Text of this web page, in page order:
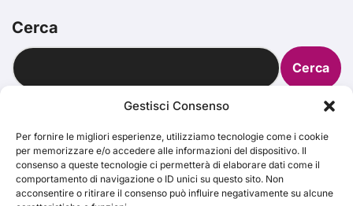
Gestisci Consenso
Per fornire le migliori esperienze, utilizziamo tecnologie come i cookie
per memorizzare e/o accedere alle informazioni del dispositivo. Il
consenso a queste tecnologie ci permetterà di elaborare dati come il
comportamento di navigazione o ID unici su questo sito. Non
acconsentire o ritirare il consenso può influire negativamente su alcune
Cerca
Cerca
TRAKS